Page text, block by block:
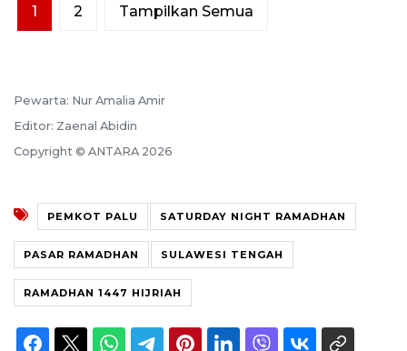
1 2 Tampilkan Semua
Pewarta: Nur Amalia Amir
Editor: Zaenal Abidin
Copyright © ANTARA 2026
PEMKOT PALU SATURDAY NIGHT RAMADHAN
PASAR RAMADHAN SULAWESI TENGAH
RAMADHAN 1447 HIJRIAH